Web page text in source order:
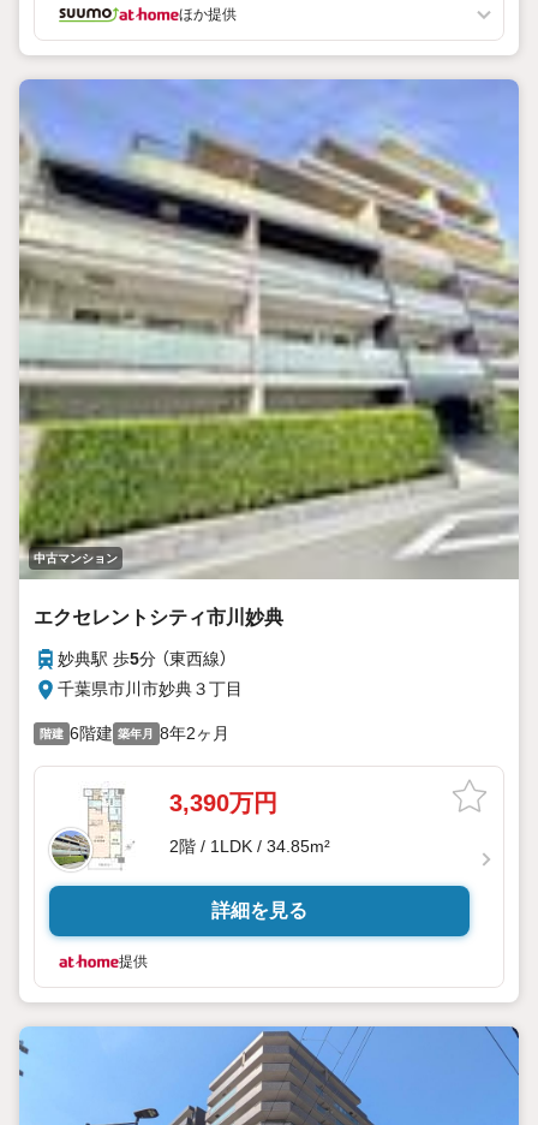
ほか提供
中古マンション
エクセレントシティ市川妙典
妙典駅 歩5分 （東西線）
千葉県市川市妙典３丁目
階建 6階建 築年月 8年2ヶ月
3,390万円
2階 / 1LDK / 34.85m²
詳細を見る
提供